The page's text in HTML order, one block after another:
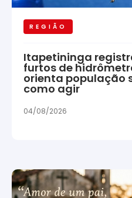
REGIÃO
Itapetininga
furtos de
orienta população
como agir
04/08/2026